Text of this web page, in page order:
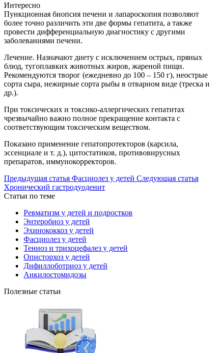
Интересно
Пункционная биопсия печени и лапароскопия позволяют
более точно различить эти две формы гепатита, а также
провести дифференциальную диагностику с другими
заболеваниями печени.
Лечение. Назначают диету с исключением острых, пряных
блюд, тугоплавких животных жиров, жареной пищи.
Рекомендуются творог (ежедневно до 100 – 150 г), неострые
сорта сыра, нежирные сорта рыбы в отварном виде (треска и
др.).
При токсических и токсико-аллергических гепатитах
чрезвычайно важно полное прекращение контакта с
соответствующим токсическим веществом.
Показано применение гепатопротекторов (карсила,
эссенциале и т. д.), цитостатиков, противовирусных
препаратов, иммунокорректоров.
Предыдущая статья Фасциолез у детей Следующая статья
Хронический гастродуоденит
Статьи по теме
Ревматизм у детей и подростков
Энтеробиоз у детей
Эхинококкоз у детей
Фасциолез у детей
Тениоз и трихоцефалез у детей
Описторхоз у детей
Дифиллоботриоз у детей
Анкилостомидозы
Полезные статьи